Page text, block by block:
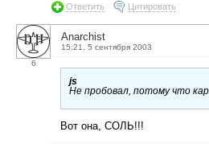
Ответить Цитировать
6
Anarchist
15:21, 5 сентября 2003
js
Не пробовал, потому что
Вот она, СОЛЬ!!!